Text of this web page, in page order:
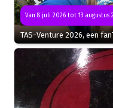
Van 8 juli 2026 tot 13 augustus
TAS-Venture 2026, een